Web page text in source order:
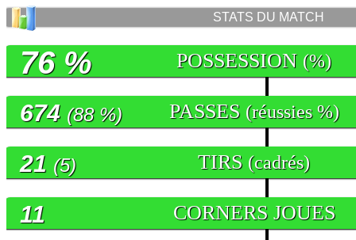
STATS DU MATCH
POSSESSION (%)
76 %
PASSES (réussies %)
674 (88 %)
TIRS (cadrés)
21 (5)
CORNERS JOUES
11